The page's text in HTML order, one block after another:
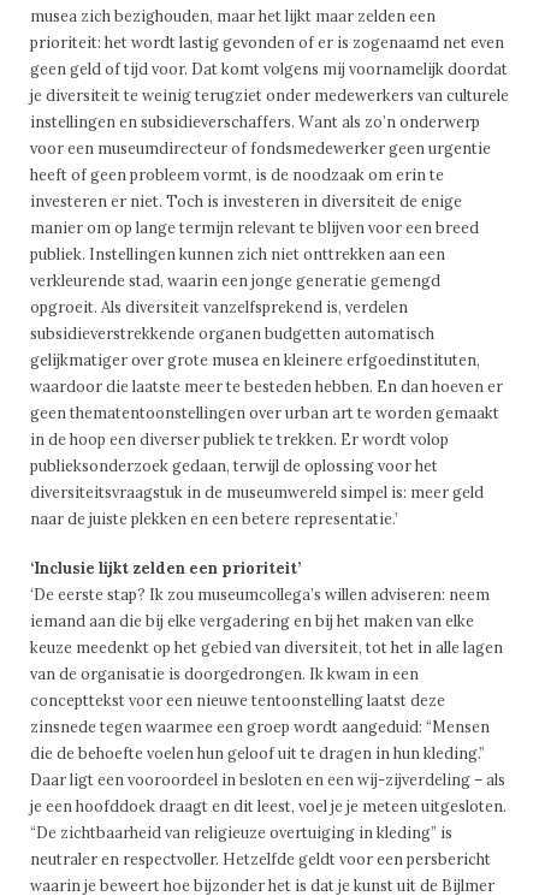
musea zich bezighouden, maar het lijkt maar zelden een
prioriteit: het wordt lastig gevonden of er is zogenaamd net even
geen geld of tijd voor. Dat komt volgens mij voornamelijk doordat
je diversiteit te weinig terugziet onder medewerkers van culturele
instellingen en subsidieverschaffers. Want als zo’n onderwerp
voor een museumdirecteur of fondsmedewerker geen urgentie
heeft of geen probleem vormt, is de noodzaak om erin te
investeren er niet. Toch is investeren in diversiteit de enige
manier om op lange termijn relevant te blijven voor een breed
publiek. Instellingen kunnen zich niet onttrekken aan een
verkleurende stad, waarin een jonge generatie gemengd
opgroeit. Als diversiteit vanzelfsprekend is, verdelen
subsidieverstrekkende organen budgetten automatisch
gelijkmatiger over grote musea en kleinere erfgoedinstituten,
waardoor die laatste meer te besteden hebben. En dan hoeven er
geen thematentoonstellingen over urban art te worden gemaakt
in de hoop een diverser publiek te trekken. Er wordt volop
publieksonderzoek gedaan, terwijl de oplossing voor het
diversiteitsvraagstuk in de museumwereld simpel is: meer geld
naar de juiste plekken en een betere representatie.’
‘Inclusie lijkt zelden een prioriteit’
‘De eerste stap? Ik zou museumcollega’s willen adviseren: neem
iemand aan die bij elke vergadering en bij het maken van elke
keuze meedenkt op het gebied van diversiteit, tot het in alle lagen
van de organisatie is doorgedrongen. Ik kwam in een
concepttekst voor een nieuwe tentoonstelling laatst deze
zinsnede tegen waarmee een groep wordt aangeduid: “Mensen
die de behoefte voelen hun geloof uit te dragen in hun kleding.”
Daar ligt een vooroordeel in besloten en een wij-zijverdeling – als
je een hoofddoek draagt en dit leest, voel je je meteen uitgesloten.
“De zichtbaarheid van religieuze overtuiging in kleding” is
neutraler en respectvoller. Hetzelfde geldt voor een persbericht
waarin je beweert hoe bijzonder het is dat je kunst uit de Bijlmer